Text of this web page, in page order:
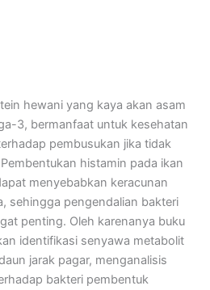
hewani yang kaya akan asam
3, bermanfaat untuk kesehatan
pembusukan jika tidak
histamin pada ikan
menyebabkan keracunan
sehingga pengendalian bakteri
penting. Oleh karenanya buku
identifikasi senyawa metabolit
jarak pagar, menganalisis
bakteri pembentuk